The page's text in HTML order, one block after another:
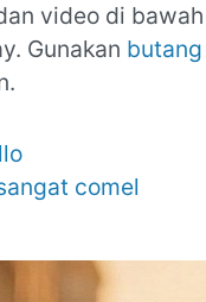
video di
Gunakan butang
comel